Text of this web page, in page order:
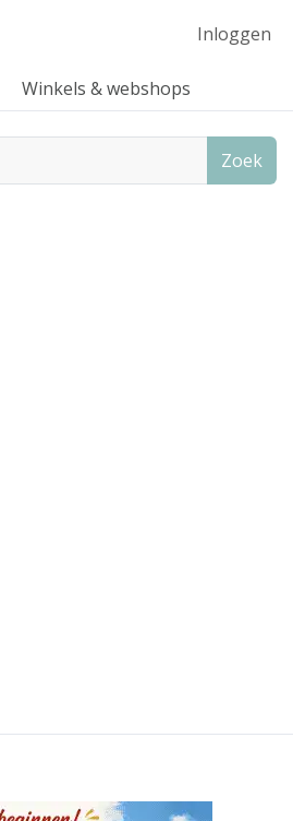
Inloggen
Winkels & webshops
Zoek